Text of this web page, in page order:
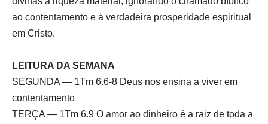
ao contentamento e à verdadeira prosperidade espiritual
em Cristo.
LEITURA DA SEMANA
SEGUNDA — 1Tm 6.6-8 Deus nos ensina a viver em
contentamento
TERÇA — 1Tm 6.9 O amor ao dinheiro é a raiz de toda a